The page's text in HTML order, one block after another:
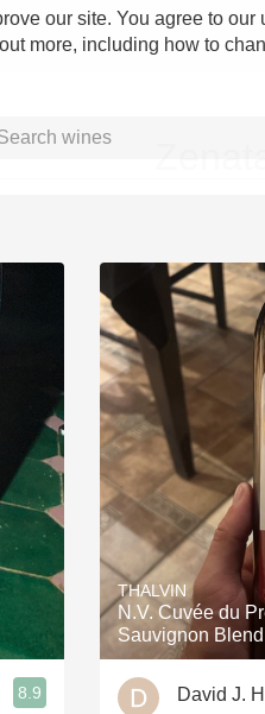
our site. You agree to
out more, including how to
8.9
THALVIN
N.V. Cuvée du
Sauvignon Blend
David J.